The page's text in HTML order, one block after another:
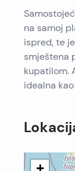
na samoj
ispred, te
smještena
kupatilom.
idealna